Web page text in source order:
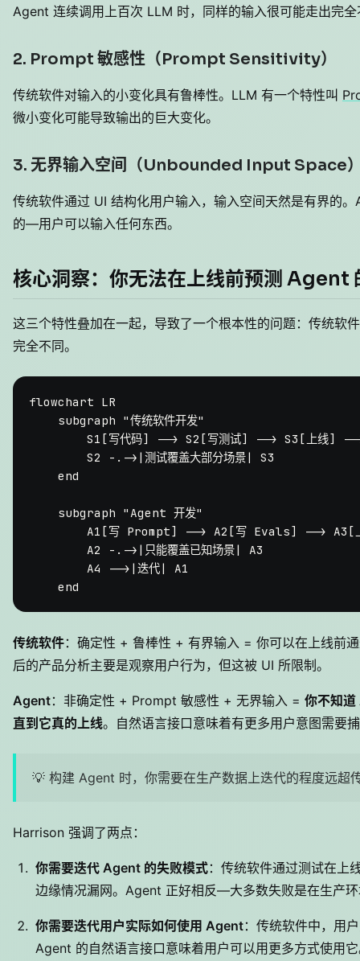
Agent 连续调用上百次 LLM 时，同样的输入很可能走出完
2. Prompt 敏感性（Prompt Sensitivity）
传统软件对输入的小变化具有鲁棒性。LLM 有一个特性叫
微小变化可能导致输出的巨大变化。
3. 无界输入空间（Unbounded Input Space
传统软件通过 UI 结构化用户输入，输入空间天然是有界的
的—用户可以输入任何东西。
核心洞察：你无法在上线前预测 Agent
这三个特性叠加在一起，导致了一个根本性的问题：传统软
完全不同。
flowchart LR
    subgraph "传统软件开发"
S1[写代码] --> S2[写测试] --> S3[上线] --
        S2 -.->|测试覆盖大部分场景| S3
    end
    subgraph "Agent 开发"
A1[写 Prompt] --> A2[写 Evals] --> A3[上
        A2 -.->|只能覆盖已知场景| A3
        A4 -->|迭代| A1
传统软件：确定性 + 鲁棒性 + 有界输入 = 你可以在上线前
后的产品分析主要是观察用户行为，但这被 UI 所限制。
Agent：非确定性 + Prompt 敏感性 + 无界输入 = 你不知
直到它真的上线。自然语言接口意味着有更多用户意图需要
💡 构建 Agent 时，你需要在生产数据上迭代的程度远超
Harrison 强调了两点：
你需要迭代 Agent 的失败模式：传统软件通过测试在上
边缘情况漏网。Agent 正好相反—大多数失败是在生产
你需要迭代用户实际如何使用 Agent：传统软件中，用
Agent 的自然语言接口意味着用户可以用更多方式使用